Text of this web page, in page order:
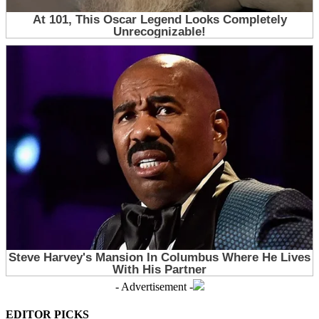
- Advertisement -
EDITOR PICKS